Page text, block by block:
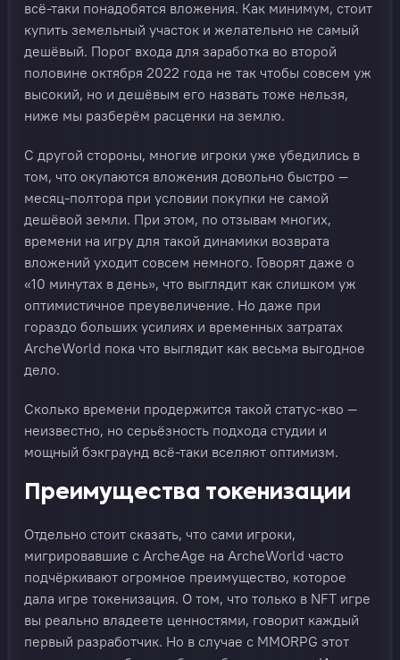
всё-таки понадобятся вложения. Как минимум, стоит
купить земельный участок и желательно не самый
дешёвый. Порог входа для заработка во второй
половине октября 2022 года не так чтобы совсем уж
высокий, но и дешёвым его назвать тоже нельзя,
ниже мы разберём расценки на землю.
С другой стороны, многие игроки уже убедились в
том, что окупаются вложения довольно быстро —
месяц-полтора при условии покупки не самой
дешёвой земли. При этом, по отзывам многих,
времени на игру для такой динамики возврата
вложений уходит совсем немного. Говорят даже о
«10 минутах в день», что выглядит как слишком уж
оптимистичное преувеличение. Но даже при
гораздо больших усилиях и временных затратах
ArcheWorld пока что выглядит как весьма выгодное
дело.
Сколько времени продержится такой статус-кво —
неизвестно, но серьёзность подхода студии и
мощный бэкграунд всё-таки вселяют оптимизм.
Преимущества токенизации
Отдельно стоит сказать, что сами игроки,
мигрировавшие с ArcheAge на ArcheWorld часто
подчёркивают огромное преимущество, которое
дала игре токенизация. О том, что только в NFT игре
вы реально владеете ценностями, говорит каждый
первый разработчик. Но в случае с MMORPG этот